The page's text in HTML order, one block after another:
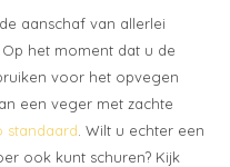
aanschaf van allerlei
het moment dat u de
voor het opvegen
een veger met zachte
standaard . Wilt u echter een
ook kunt schuren? Kijk